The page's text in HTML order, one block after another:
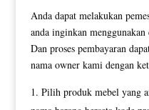
Anda dapat melakukan
anda inginkan
Dan proses pembayaran
nama owner kami dengan
Pilih produk mebel yang